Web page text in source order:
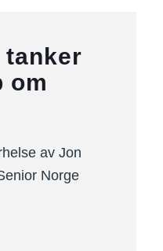
tanker
om
av Jon
Norge